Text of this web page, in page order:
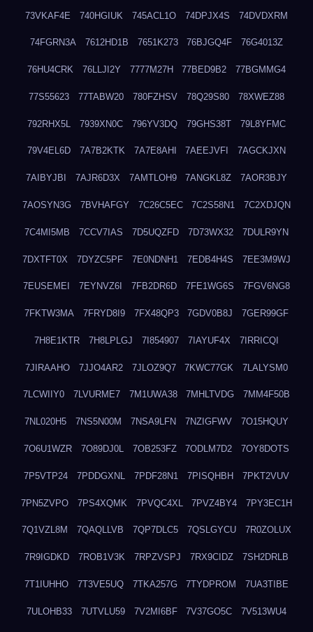
73VKAF4E 740HGIUK 745ACL1O 74DPJX4S 74DVDXRM
74FGRN3A 7612HD1B 7651K273 76BJGQ4F 76G4013Z
76HU4CRK 76LLJI2Y 7777M27H 77BED9B2 77BGMMG4
77S55623 77TABW20 780FZHSV 78Q29S80 78XWEZ88
792RHX5L 7939XN0C 796YV3DQ 79GHS38T 79L8YFMC
79V4EL6D 7A7B2KTK 7A7E8AHI 7AEEJVFI 7AGCKJXN
7AIBYJBI 7AJR6D3X 7AMTLOH9 7ANGKL8Z 7AOR3BJY
7AOSYN3G 7BVHAFGY 7C26C5EC 7C2S58N1 7C2XDJQN
7C4MI5MB 7CCV7IAS 7D5UQZFD 7D73WX32 7DULR9YN
7DXTFT0X 7DYZC5PF 7E0NDNH1 7EDB4H4S 7EE3M9WJ
7EUSEMEI 7EYNVZ6I 7FB2DR6D 7FE1WG6S 7FGV6NG8
7FKTW3MA 7FRYD8I9 7FX48QP3 7GDV0B8J 7GER99GF
7H8E1KTR 7H8LPLGJ 7I854907 7IAYUF4X 7IRRICQI
7JIRAAHO 7JJO4AR2 7JLOZ9Q7 7KWC77GK 7LALYSM0
7LCWIIY0 7LVURME7 7M1UWA38 7MHLTVDG 7MM4F50B
7NL020H5 7NS5N00M 7NSA9LFN 7NZIGFWV 7O15HQUY
7O6U1WZR 7O89DJ0L 7OB253FZ 7ODLM7D2 7OY8DOTS
7P5VTP24 7PDDGXNL 7PDF28N1 7PISQHBH 7PKT2VUV
7PN5ZVPO 7PS4XQMK 7PVQC4XL 7PVZ4BY4 7PY3EC1H
7Q1VZL8M 7QAQLLVB 7QP7DLC5 7QSLGYCU 7R0ZOLUX
7R9IGDKD 7ROB1V3K 7RPZVSPJ 7RX9CIDZ 7SH2DRLB
7T1IUHHO 7T3VE5UQ 7TKA257G 7TYDPROM 7UA3TIBE
7ULOHB33 7UTVLU59 7V2MI6BF 7V37GO5C 7V513WU4